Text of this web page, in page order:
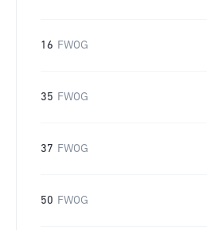
16 FWOG
35 FWOG
37 FWOG
50 FWOG